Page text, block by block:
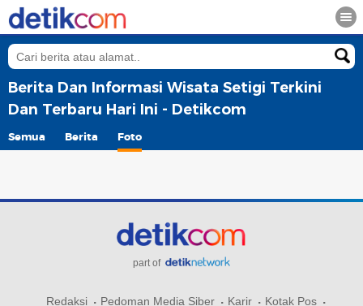
Berita Dan Informasi Wisata Setigi Terkini
Dan Terbaru Hari Ini - Detikcom
Semua Berita Foto
part of
Redaksi Pedoman Media Siber Karir
Kotak Pos